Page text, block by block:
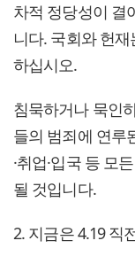
차적 정당성이 결
니다. 국회와 헌
하십시오.
침묵하거나 묵인
들의 범죄에 연루
·취업·입국 등 모
될 것입니다.
2. 지금은 4.19 직